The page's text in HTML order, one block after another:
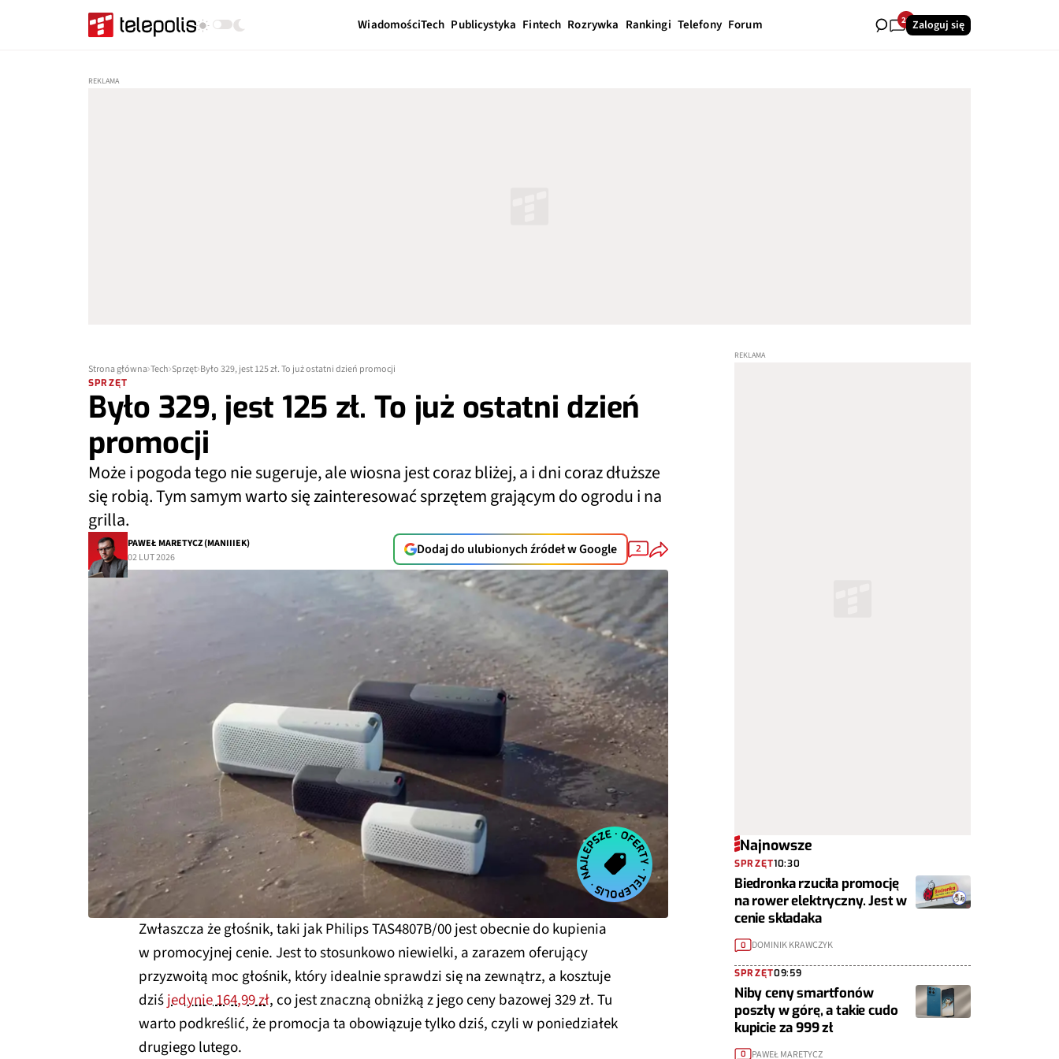
WiadomościTech Publicystyka Fintech Rozrywka Rankingi Telefony Forum 28Zaloguj się
Strona główna Tech Sprzęt Było 329, jest 125 zł. To już ostatni dzień promocji
SPRZĘT
Było 329, jest 125 zł. To już ostatni dzień
promocji
Może i pogoda tego nie sugeruje, ale wiosna jest coraz bliżej, a i dni coraz dłuższe
się robią. Tym samym warto się zainteresować sprzętem grającym do ogrodu i na
grilla.
PAWEŁ MARETYCZ (MANIIIEK)
02 LUT 2026
Dodaj do ulubionych źródeł w Google 2
Zwłaszcza że głośnik, taki jak Philips TAS4807B/00 jest obecnie do kupienia
w promocyjnej cenie. Jest to stosunkowo niewielki, a zarazem oferujący
przyzwoitą moc głośnik, który idealnie sprawdzi się na zewnątrz, a kosztuje
dziśjedynie 164,99 zł, co jest znaczną obniżką z jego ceny bazowej 329 zł. Tu
warto podkreślić, że promocja ta obowiązuje tylko dziś, czyli w poniedziałek
drugiego lutego.
Najnowsze
SPRZĘT10:30
Biedronka rzuciła promocję
na rower elektryczny. Jest w
cenie składaka
0 DOMINIK KRAWCZYK
SPRZĘT09:59
Niby ceny smartfonów
poszły w górę, a takie cudo
kupicie za 999 zł
0 PAWEŁ MARETYCZ